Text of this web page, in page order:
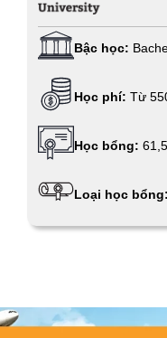
Bậc học:
Học phí: Từ
Học bổng:
Loại học bổng: